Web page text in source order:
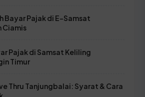
Bayar Pajak di E-Samsat
Ciamis
Pajak di Samsat Keliling
Timur
Thru Tanjungbalai: Syarat & Cara